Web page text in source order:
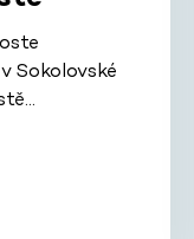
Sokolovské